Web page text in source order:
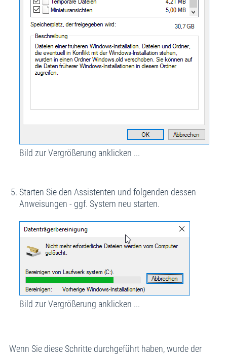
Bild zur Vergrößerung anklicken ...
Starten Sie den Assistenten und folgenden dessen
Anweisungen - ggf. System neu starten.
Bild zur Vergrößerung anklicken ...
Wenn Sie diese Schritte durchgeführt haben, wurde der